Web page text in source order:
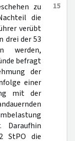
15
zu
die
verübt
drei der 53
werden,
befragt
der
einer
mit der
Daraufhin
StPO die